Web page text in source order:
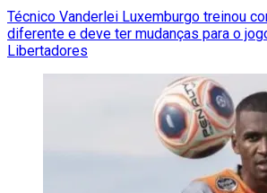
Técnico Vanderlei Luxemburgo treinou
diferente e deve ter mudanças para o
Libertadores